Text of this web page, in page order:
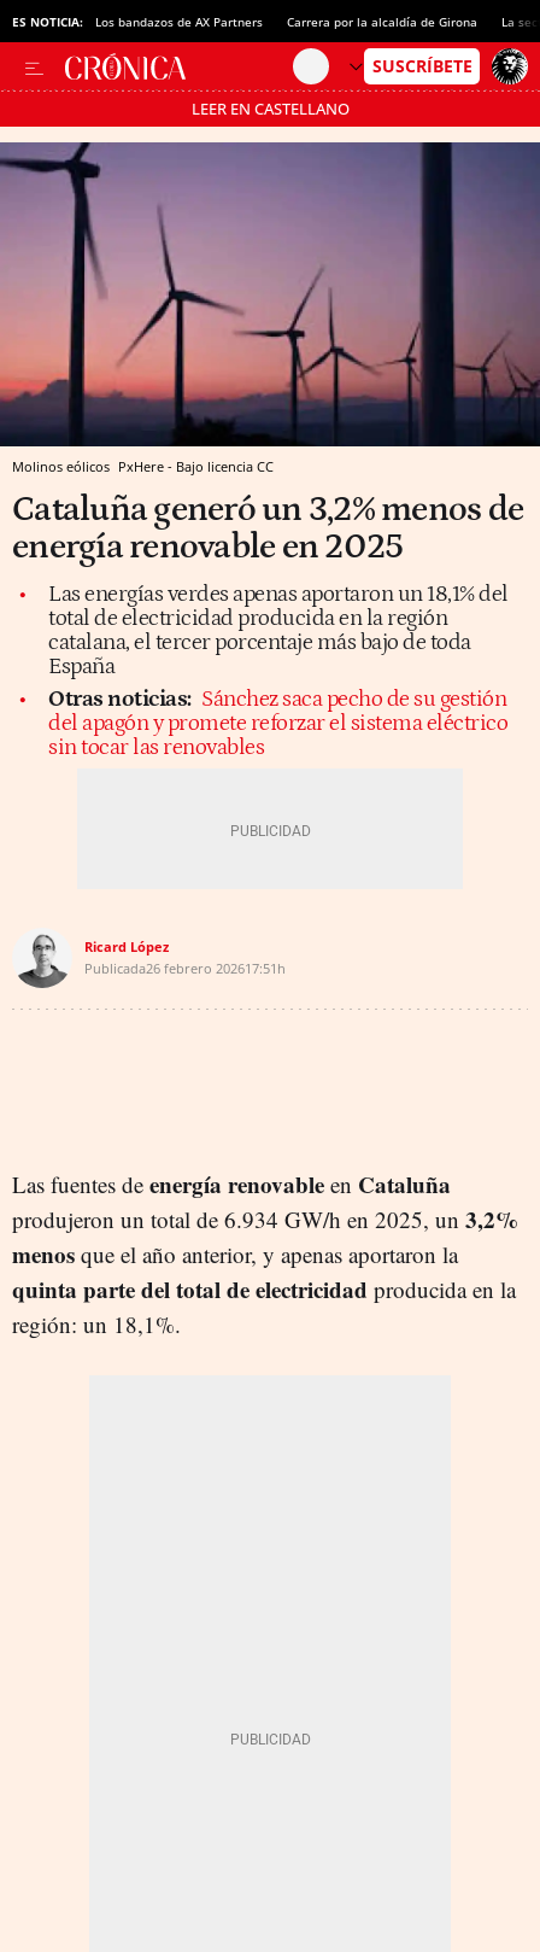
ES NOTICIA: Los bandazos de AX Partners Carrera por la alcaldía de Girona La
LEER EN CASTELLANO
Pásate al MODO AHORRO
Molinos eólicos PxHere - Bajo licencia CC
Cataluña generó un 3,2% menos de
energía renovable en 2025
Las energías verdes apenas aportaron un 18,1% del
total de electricidad producida en la región
catalana, el tercer porcentaje más bajo de toda
España
Otras noticias: Sánchez saca pecho de su gestión
del apagón y promete reforzar el sistema eléctrico
sin tocar las renovables
Ricard López
Publicada26 febrero 202617:51h
Las fuentes de energía renovable en Cataluña
produjeron un total de 6.934 GW/h en 2025, un 3,2%
menos que el año anterior, y apenas aportaron la
quinta parte del total de electricidad producida en la
región: un 18,1%.